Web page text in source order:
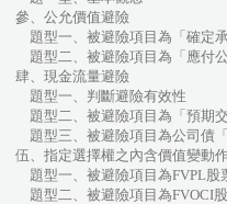
參、公允價值避險
題型一、被避險項目為「確定
題型二、被避險項目為「應付
肆、現金流量避險
題型一、判斷避險有效性
題型二、被避險項目為「預期
題型三、被避險項目為公司債
伍、指定選擇權之內含價值變動
題型一、被避險項目為FVPL股
題型二、被避險項目為FVOCI